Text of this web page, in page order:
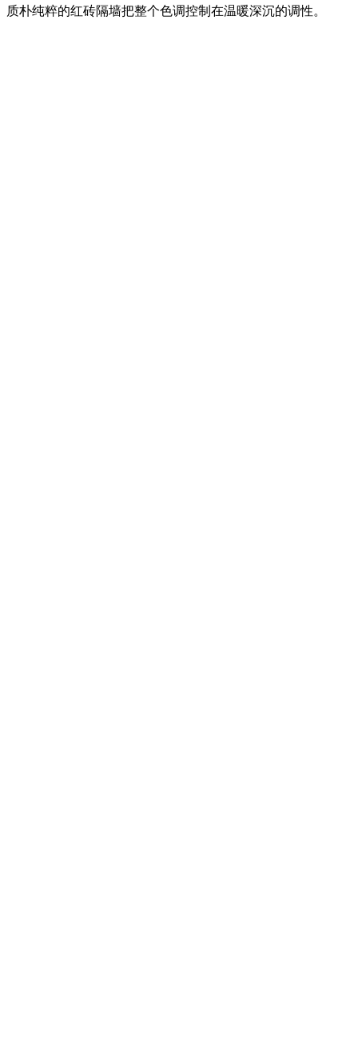
质朴纯粹的红砖隔墙把整个色调控制在温暖深沉的调性。